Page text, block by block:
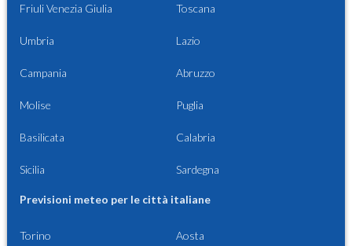
Friuli Venezia Giulia Toscana
Umbria Lazio
Campania Abruzzo
Molise Puglia
Basilicata Calabria
Sicilia Sardegna
Previsioni meteo per le città italiane
Torino Aosta